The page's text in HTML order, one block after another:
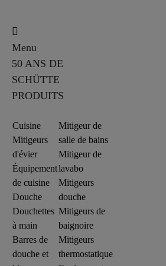
Menu
50 ANS DE
SCHÜTTE
PRODUITS
Cuisine
Mitigeurs
d'évier
Équipement
de cuisine
Douche
Douchettes
à main
Barres de
douche et
Mitigeur de
salle de bains
Mitigeur de
lavabo
Mitigeurs
douche
Mitigeurs de
baignoire
Mitigeurs
thermostatique